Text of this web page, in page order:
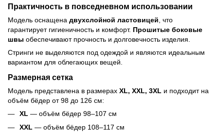
Практичность в повседневном использовании
Модель оснащена двухслойной ластовицей, что
гарантирует гигиеничность и комфорт. Прошитые боковые
швы обеспечивают прочность и долговечность изделия.
Стринги не выделяются под одеждой и являются идеальным
вариантом для облегающих вещей.
Размерная сетка
Модель представлена в размерах XL, XXL, 3XL и подходит на
объём бёдер от 98 до 126 см:
XL — объём бёдер 98–107 см
XXL — объём бёдер 108–117 см